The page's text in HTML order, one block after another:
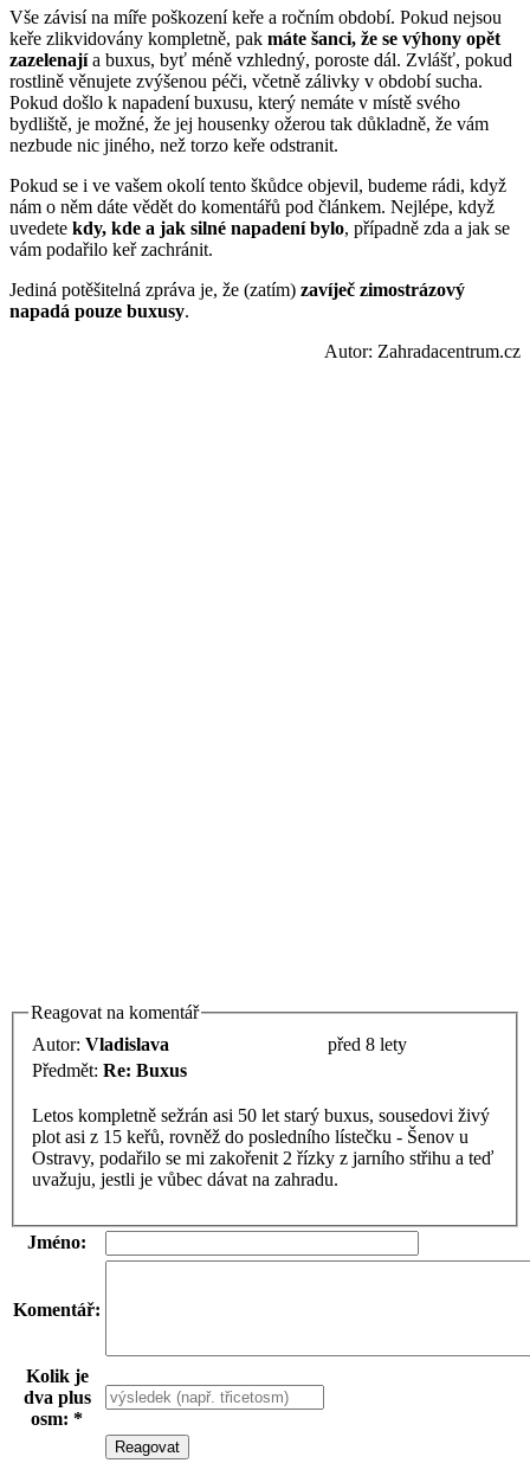
Vše závisí na míře poškození keře a ročním období. Pokud nejsou
keře zlikvidovány kompletně, pak máte šanci, že se výhony opět
zazelenajía buxus, byť méně vzhledný, poroste dál. Zvlášť, pokud
rostlině věnujete zvýšenou péči, včetně zálivky v období sucha.
Pokud došlo k napadení buxusu, který nemáte v místě svého
bydliště, je možné, že jej housenky ožerou tak důkladně, že vám
nezbude nic jiného, než torzo keře odstranit.
Pokud se i ve vašem okolí tento škůdce objevil, budeme rádi, když
nám o něm dáte vědět do komentářů pod článkem. Nejlépe, když
uvedete kdy, kde a jak silné napadení bylo, případně zda a jak se
vám podařilo keř zachránit.
Jediná potěšitelná zpráva je, že (zatím) zavíječ zimostrázový
napadá pouze buxusy.
Autor: Zahradacentrum.cz
Reagovat na komentář
Autor: Vladislava
před 8 lety
Předmět: Re: Buxus
Letos kompletně sežrán asi 50 let starý buxus, sousedovi živý
plot asi z 15 keřů, rovněž do posledního lístečku - Šenov u
Ostravy, podařilo se mi zakořenit 2 řízky z jarního střihu a teď
uvažuju, jestli je vůbec dávat na zahradu.
Jméno:
Komentář:
Kolik je
dva plus
osm: *